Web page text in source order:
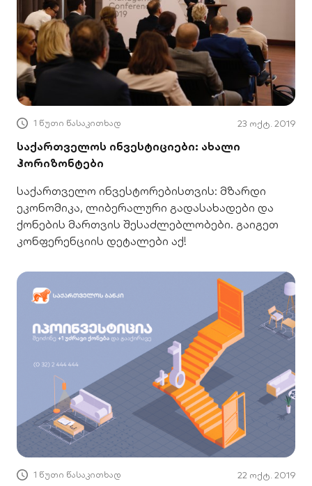
1 წუთი წასაკითხად 23 ოქტ. 2019
საქართველოს ინვესტიციები: ახალი
ჰორიზონტები
საქართველო ინვესტორებისთვის: მზარდი
ეკონომიკა, ლიბერალური გადასახადები და
ქონების მართვის შესაძლებლობები. გაიგეთ
კონფერენციის დეტალები აქ!
1 წუთი წასაკითხად 22 ოქტ. 2019